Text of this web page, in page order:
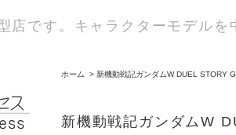
店です。キャラクターモデル
ホーム > 新機動戦記ガンダムW DUEL STORY
新機動戦記ガンダムW